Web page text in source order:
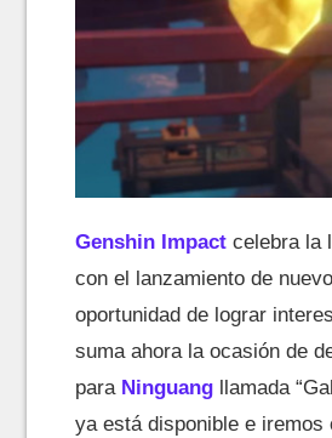
Genshin Impact celebra la
con el lanzamiento de
oportunidad de lograr
suma ahora la ocasión de
para Ninguang llamada
ya está disponible e